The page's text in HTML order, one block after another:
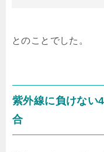
とのことでした。
紫外線に負けない
合